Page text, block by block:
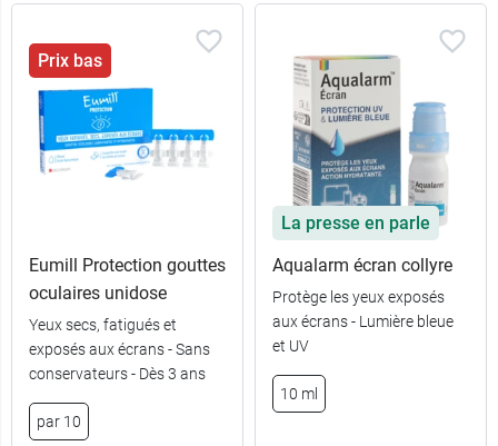
Prix bas
Eumill Protection gouttes
oculaires unidose
Yeux secs, fatigués et
exposés aux écrans - Sans
conservateurs - Dès 3 ans
par 10
La presse en parle
Aqualarm écran collyre
Protège les yeux exposés
aux écrans - Lumière bleue
et UV
10 ml